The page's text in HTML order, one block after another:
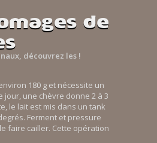
de
découvrez les !
180 g et nécessite un
jour, une chèvre donne 2 à 3
le lait est mis dans un tank
Ferment et pressure
faire cailler. Cette opération